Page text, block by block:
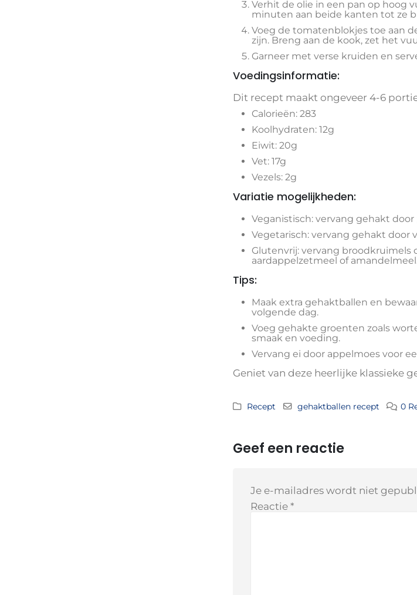
Verhit de olie in een pan op hoog
minuten aan beide kanten tot ze
Voeg de tomatenblokjes toe aan
zijn. Breng aan de kook, zet het
Garneer met verse kruiden en
Voedingsinformatie:
Dit recept maakt ongeveer 4-6
Calorieën: 283
Koolhydraten: 12g
Eiwit: 20g
Vet: 17g
Vezels: 2g
Variatie mogelijkheden:
Veganistisch: vervang gehakt
Vegetarisch: vervang gehakt door
Glutenvrij: vervang broodkruimels
aardappelzetmeel of
Tips:
Maak extra gehaktballen en
volgende dag.
Voeg gehakte groenten zoals
smaak en voeding.
Vervang ei door appelmoes voor
Geniet van deze heerlijke klassieke
Recept gehaktballen recept 0
Geef een reactie
Je e-mailadres wordt niet
Reactie *